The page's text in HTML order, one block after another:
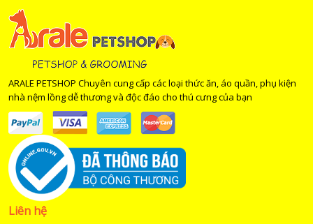
ARALE PETSHOP Chuyên cung cấp các loại thức ăn, áo quần, phụ kiện
nhà nệm lồng dễ thương và độc đáo cho thú cưng của bạn
Liên hệ